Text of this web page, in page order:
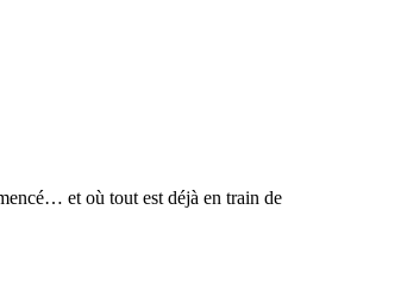
et où tout est déjà en train de